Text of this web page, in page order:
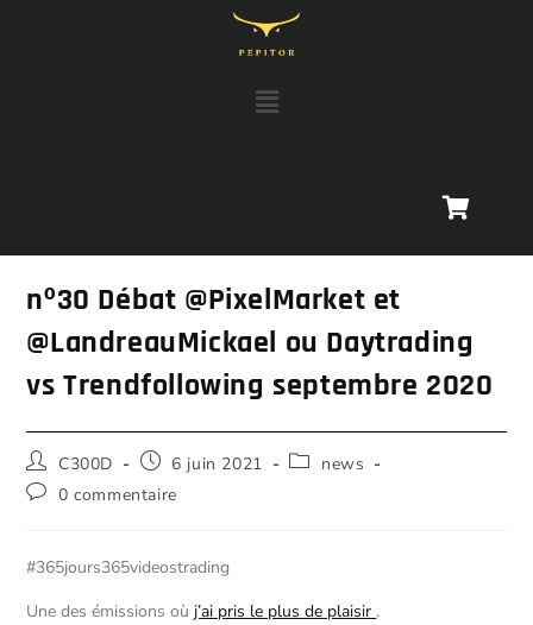
nº30 Débat @PixelMarket et
@LandreauMickael ou Daytrading
vs Trendfollowing septembre 2020
C300D 6 juin 2021
news
0 commentaire
#365jours365videostrading
Une des émissions où j’ai pris le plus de plaisir .